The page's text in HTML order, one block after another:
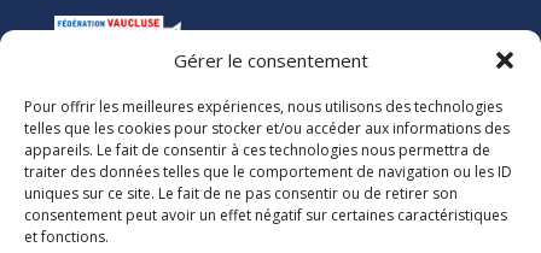
Gérer le consentement
Pour offrir les meilleures expériences, nous utilisons des technologies
telles que les cookies pour stocker et/ou accéder aux informations des
appareils. Le fait de consentir à ces technologies nous permettra de
traiter des données telles que le comportement de navigation ou les ID
uniques sur ce site. Le fait de ne pas consentir ou de retirer son
consentement peut avoir un effet négatif sur certaines caractéristiques
et fonctions.
La Ligue de l’Enseignement
Fédération des Œuvres Laïques de Vaucluse
Nous vous accueillons dans nos locaux du lundi au jeudi de 08h00 à 12h30
et de 13h30 à 17h00. Le standard téléphonique est ouvert le vendredi de
08h00 à 12h30 et de 13h30 à 16h00.